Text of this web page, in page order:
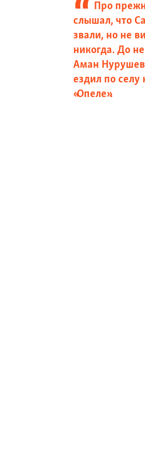
Про
слышал, что
звали, но не
никогда. До
Аман
ездил по селу
«Опеле».